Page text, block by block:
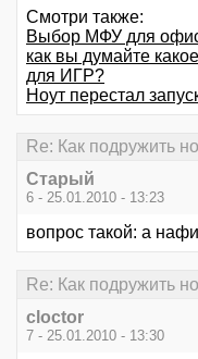
Смотри также:
Выбор МФУ для
как вы думайте
для ИГР?
Ноут перестал
Re: Как подружить
Старый
6 - 25.01.2010 - 13:23
вопрос такой: а
Re: Как подружить
cloctor
7 - 25.01.2010 - 13:30